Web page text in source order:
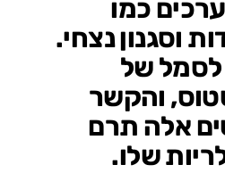
כמו
וסגנון נצחי.
לסמל של
והקשר
אלה תרם
שלו.